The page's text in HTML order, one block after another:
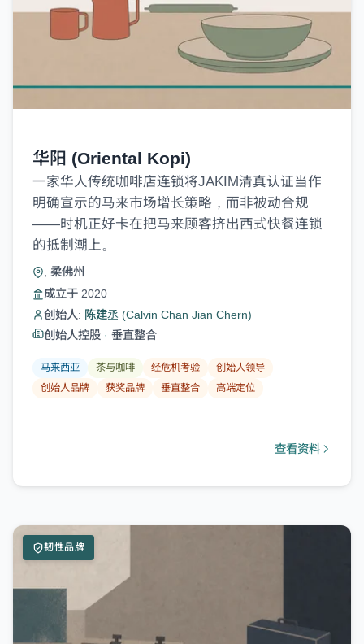
华阳 (Oriental Kopi)
一家华人传统咖啡店连锁将JAKIM清真认证当作
明确宣示的马来市场增长策略，而非被动合规
——时机正好卡在把马来顾客挤出西式快餐连锁
的抵制潮上。
, 柔佛州
成立于 2020
创始人: 陈建丞 (Calvin Chan Jian Chern)
创始人控股 · 垂直整合
马来西亚 茶与咖啡 经危机考验
创始人领导
创始人品牌
获奖品牌 垂直整合 高端定位
查看资料
韧性品牌